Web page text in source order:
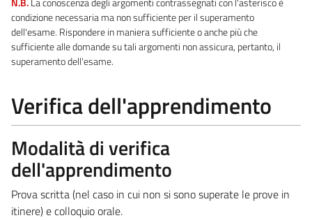
condizione necessaria ma non sufficiente per il superamento
dell'esame. Rispondere in maniera sufficiente o anche più che
sufficiente alle domande su tali argomenti non assicura, pertanto, il
superamento dell'esame.
Verifica dell'apprendimento
Modalità di verifica
dell'apprendimento
Prova scritta (nel caso in cui non si sono superate le prove in
itinere) e colloquio orale.